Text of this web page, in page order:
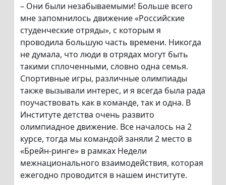
– Они были незабываемыми! Больше всего
мне запомнилось движение «Российские
студенческие отряды», с которым я
проводила большую часть времени. Никогда
не думала, что люди в отрядах могут быть
такими сплоченными, словно одна семья.
Спортивные игры, различные олимпиады
также вызывали интерес, и я всегда была рада
поучаствовать как в команде, так и одна. В
Институте детства очень развито
олимпиадное движение. Все началось на 2
курсе, тогда мы командой заняли 2 место в
«Брейн-ринге» в рамках Недели
межнационального взаимодействия, которая
ежегодно проводится в нашем институте.